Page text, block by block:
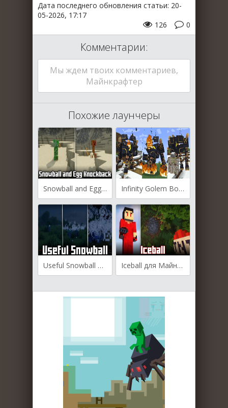
Дата последнего обновления статьи: 20-
05-2026, 17:17
0
126
Комментарии:
Мы ждем твоих комментариев,
Майнкрафтер
Похожие лаунчеры
Snowball and Egg Knockback для Майнкрафт [1.21.11, 1.21.10, 1.21.9] Infinity Golem Boss Fight для Майнкрафт [1.20.1, 1.20]
Useful Snowball для Майнкрафт [1.21.4, 1.21.1, 1.21] Iceball для Майнкрафт [1.21.1, 1.21, 1.20.6]